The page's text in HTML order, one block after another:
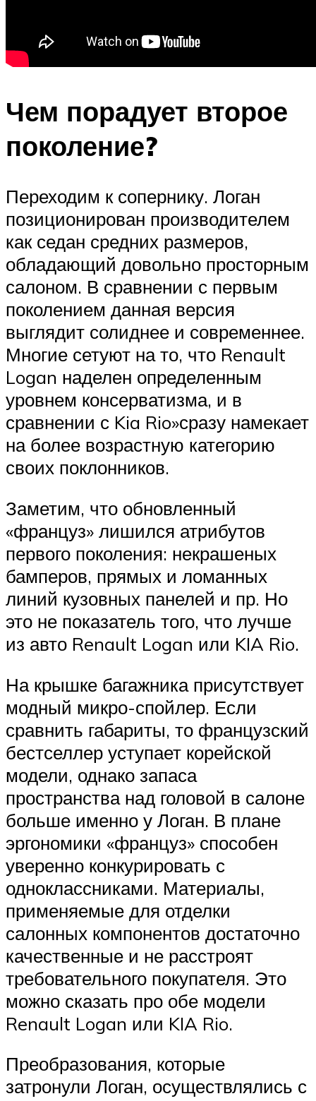
Чем порадует второе
поколение?
Переходим к сопернику. Логан
позиционирован производителем
как седан средних размеров,
обладающий довольно просторным
салоном. В сравнении с первым
поколением данная версия
выглядит солиднее и современнее.
Многие сетуют на то, что Renault
Logan наделен определенным
уровнем консерватизма, и в
сравнении с Kia Rio»сразу намекает
на более возрастную категорию
своих поклонников.
Заметим, что обновленный
«француз» лишился атрибутов
первого поколения: некрашеных
бамперов, прямых и ломанных
линий кузовных панелей и пр. Но
это не показатель того, что лучше
из авто Renault Logan или KIA Rio.
На крышке багажника присутствует
модный микро-спойлер. Если
сравнить габариты, то французский
бестселлер уступает корейской
модели, однако запаса
пространства над головой в салоне
больше именно у Логан. В плане
эргономики «француз» способен
уверенно конкурировать с
одноклассниками. Материалы,
применяемые для отделки
салонных компонентов достаточно
качественные и не расстроят
требовательного покупателя. Это
можно сказать про обе модели
Renault Logan или KIA Rio.
Преобразования, которые
затронули Логан, осуществлялись с